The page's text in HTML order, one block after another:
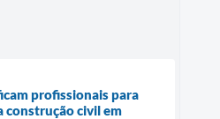
profissionais para
construção civil em